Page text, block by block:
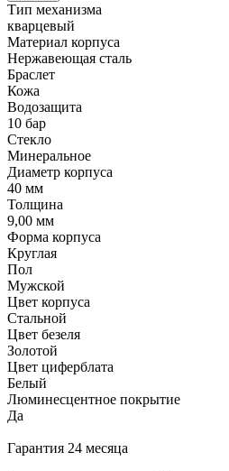
Тип механизма
кварцевый
Материал корпуса
Нержавеющая сталь
Браслет
Кожа
Водозащита
10 бар
Стекло
Минеральное
Диаметр корпуса
40 мм
Толщина
9,00 мм
Форма корпуса
Круглая
Пол
Мужской
Цвет корпуса
Стальной
Цвет безеля
Золотой
Цвет циферблата
Белый
Люминесцентное покрытие
Да
Гарантия 24 месяца